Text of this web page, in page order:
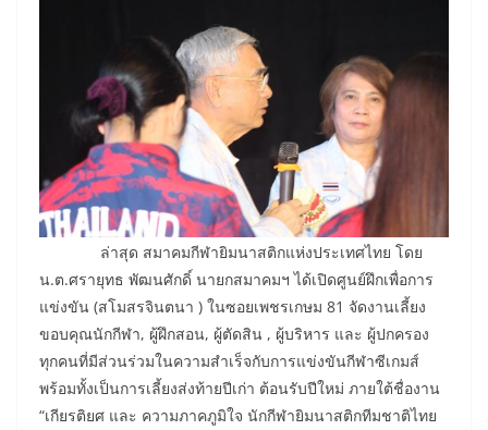
ล่าสุด สมาคมกีฬายิมนาสติกแห่งประเทศไทย โดย
น.ต.ศรายุทธ พัฒนศักดิ์ นายกสมาคมฯ ได้เปิดศูนย์ฝึกเพื่อการ
แข่งขัน (สโมสรจินตนา ) ในซอยเพชรเกษม 81 จัดงานเลี้ยง
ขอบคุณนักกีฬา, ผู้ฝึกสอน, ผู้ตัดสิน , ผู้บริหาร และ ผู้ปกครอง
ทุกคนที่มีส่วนร่วมในความสำเร็จกับการแข่งขันกีฬาซีเกมส์
พร้อมทั้งเป็นการเลี้ยงส่งท้ายปีเก่า ต้อนรับปีใหม่ ภายใต้ชื่องาน
“เกียรติยศ และ ความภาคภูมิใจ นักกีฬายิมนาสติกทีมชาติไทย